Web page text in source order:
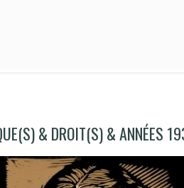
& DROIT(S) & ANNÉES